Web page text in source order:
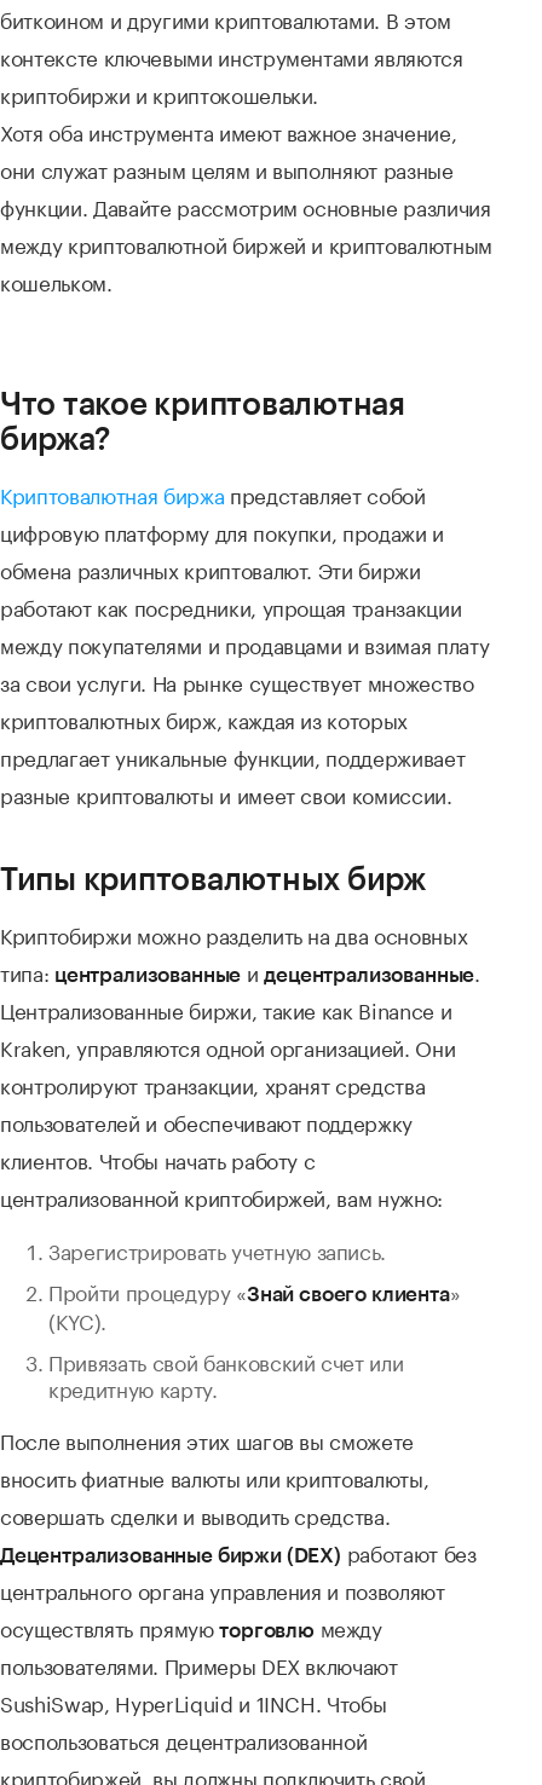
биткоином и другими криптовалютами. В этом
контексте ключевыми инструментами являются
криптобиржи и криптокошельки.
Хотя оба инструмента имеют важное значение,
они служат разным целям и выполняют разные
функции. Давайте рассмотрим основные различия
между криптовалютной биржей и криптовалютным
кошельком.
Что такое криптовалютная
биржа?
Криптовалютная биржа представляет собой
цифровую платформу для покупки, продажи и
обмена различных криптовалют. Эти биржи
работают как посредники, упрощая транзакции
между покупателями и продавцами и взимая плату
за свои услуги. На рынке существует множество
криптовалютных бирж, каждая из которых
предлагает уникальные функции, поддерживает
разные криптовалюты и имеет свои комиссии.
Типы криптовалютных бирж
Криптобиржи можно разделить на два основных
типа: централизованные и децентрализованные
Централизованные биржи, такие как Binance и
Kraken, управляются одной организацией. Они
контролируют транзакции, хранят средства
пользователей и обеспечивают поддержку
клиентов. Чтобы начать работу с
централизованной криптобиржей, вам нужно:
Зарегистрировать учетную запись.
Пройти процедуру «Знай своего клиента»
(KYC).
Привязать свой банковский счет или
кредитную карту.
После выполнения этих шагов вы сможете
вносить фиатные валюты или криптовалюты,
совершать сделки и выводить средства.
Децентрализованные биржи (DEX) работают без
центрального органа управления и позволяют
осуществлять прямуюторговлю между
пользователями. Примеры DEX включают
SushiSwap, HyperLiquid и 1INCH. Чтобы
воспользоваться децентрализованной
криптобиржей, вы должны подключить свой